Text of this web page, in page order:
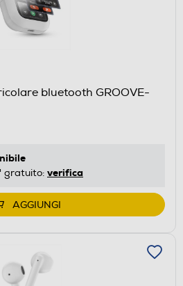
bluetooth GROOVE-
gratuito: verifica
AGGIUNGI